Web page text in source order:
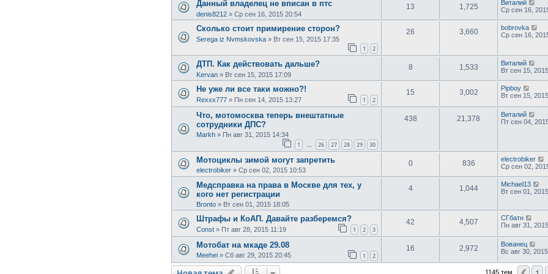
Данный владелец не вписан в птc
denis8212 » Ср сен 16, 2015 20:54
13 1,725
Виталий
Ср сен 16,
Сколько стоит примирение сторон?
Serega iz Nvmskovska » Вт сен 15, 2015 17:35
1 2
26 3,660
bobrovka
Ср сен 16,
ДТП. Как действовать дальше?
Kervan » Вт сен 15, 2015 17:09
8 1,533
Виталий
Вт сен 15,
Не уже ли все таки можно?!
Rexxx777 » Пн сен 14, 2015 13:27 1 2
15 3,002
Pipboy
Вт сен 15,
Что, мотомосква теперь внештатные
сотрудники ДПС?
Markh » Пн авг 31, 2015 14:34
1 … 26 27 28 29 30
438 21,378
Виталий
Пт сен 04,
Мотоциклы зимой могут запретить
electrobiker » Ср сен 02, 2015 10:53
0 836
electrobiker
Ср сен 02,
Медсправка на права в Москве для тех, у
кого нет регистрации
Bronto » Вт сен 01, 2015 18:05
4 1,044
Michael13
Вт сен 01,
Штрафы и КоАП. Давайте разберемся?
Const » Пт авг 28, 2015 11:19 1 2 3
42 4,507
СГбатн
Пн авг 31,
Мотобат на мкаде 29.08
Meehei » Сб авг 29, 2015 20:45 1 2
16 2,972
Вованец
Вс авг 30,
1145 тем